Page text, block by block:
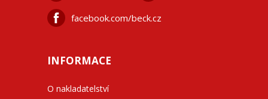
facebook.com/beck.cz
INFORMACE
O nakladatelství